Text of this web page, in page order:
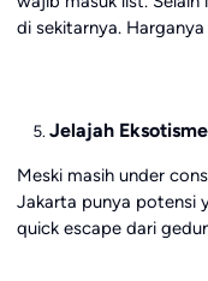
di sekitarnya.
Jelajah
Meski masih under
Jakarta punya potensi
quick escape dari